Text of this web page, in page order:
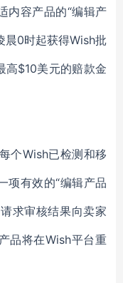
内容产品的“编辑产
晨0时起获得Wish批
高$10美元的赔款金
个Wish已检测和移
项有效的“编辑产品
求审核结果向卖家
品将在Wish平台重